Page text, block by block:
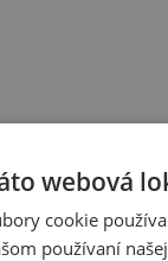
webová
cookie
používaní